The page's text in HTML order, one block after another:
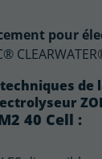
pour
de
40 Cell :